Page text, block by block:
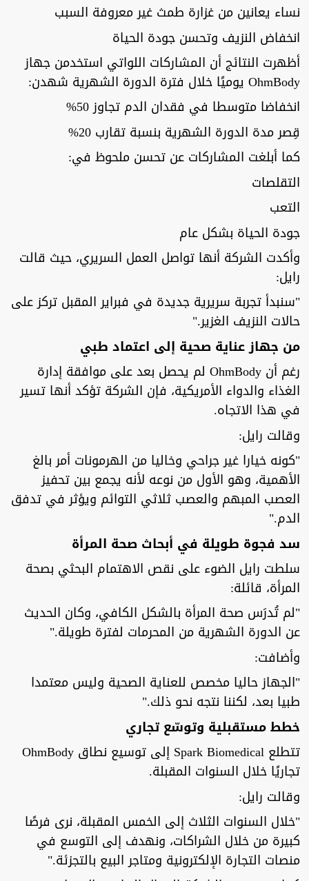
نساء يعانين من غزارة طمث غير معروفة السبب
انخفاض النزيف وتحسن جودة الحياة
أظهرت النتائج أن المشاركات اللواتي استخدمن جهاز
OhmBody يوميًا خلال فترة الدورة الشهرية شهدن:
انخفاضا متوسطا في فقدان الدم تجاوز 50%
قِصر مدة الدورة الشهرية بنسبة تقارب 20%
كما أبلغت المشاركات عن تحسن ملحوظ في:
التقلصات
التعب
جودة الحياة بشكل عام
وأكدت الشركة أنها تواصل العمل السريري، حيث قالت
رايل:
"سنبدأ تجربة سريرية جديدة في فبراير المقبل تركز على
حالات النزيف الغزير."
من جهاز عناية صحية إلى اعتماد طبي
رغم أن OhmBody لم يحصل بعد على موافقة إدارة
الغذاء والدواء الأمريكية، فإن الشركة تؤكد أنها تسير
في هذا الاتجاه.
وقالت رايل:
"كونه خيارا غير جراحي وخاليا من الهرمونات أمر بالغ
الأهمية، وهو الأول من نوعه لأنه يجمع بين تحفيز
العصب المبهم والعصب ثلاثي التوائم ويؤثر في تدفق
الدم."
سد فجوة طويلة في أبحاث صحة المرأة
سلطت رايل الضوء على نقص الاهتمام البحثي بصحة
المرأة، قائلة:
"لم تُدرَس صحة المرأة بالشكل الكافي، وكان الحديث
عن الدورة الشهرية من المحرمات لفترة طويلة."
وأضافت:
"الجهاز حاليا مخصص للعناية الصحية وليس معتمدا
طبيا بعد، لكننا نتجه نحو ذلك."
خطط مستقبلية وتوسّع تجاري
تتطلع Spark Biomedical إلى توسيع نطاق OhmBody
تجاريًا خلال السنوات المقبلة.
وقالت رايل:
"خلال السنوات الثلاث إلى الخمس المقبلة، نرى فرصًا
كبيرة من خلال الشراكات، ونهدف إلى التوسع في
منصات التجارة الإلكترونية ومتاجر البيع بالتجزئة."